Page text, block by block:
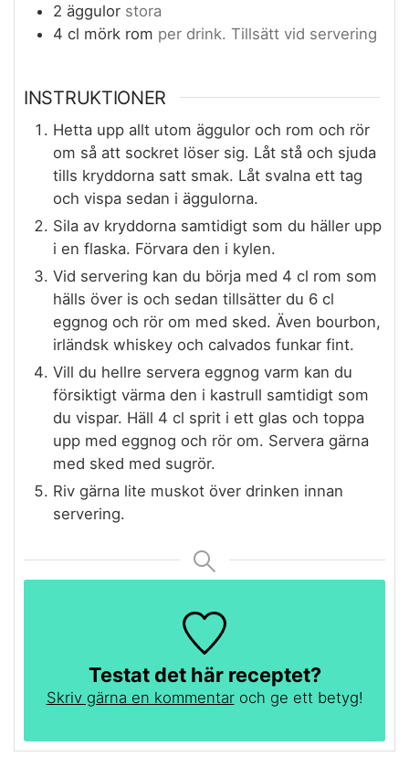
2 äggulor stora
4 cl mörk rom per drink. Tillsätt vid servering
INSTRUKTIONER
Hetta upp allt utom äggulor och rom och rör
om så att sockret löser sig. Låt stå och sjuda
tills kryddorna satt smak. Låt svalna ett tag
och vispa sedan i äggulorna.
Sila av kryddorna samtidigt som du häller upp
i en flaska. Förvara den i kylen.
Vid servering kan du börja med 4 cl rom som
hälls över is och sedan tillsätter du 6 cl
eggnog och rör om med sked. Även bourbon,
irländsk whiskey och calvados funkar fint.
Vill du hellre servera eggnog varm kan du
försiktigt värma den i kastrull samtidigt som
du vispar. Häll 4 cl sprit i ett glas och toppa
upp med eggnog och rör om. Servera gärna
med sked med sugrör.
Riv gärna lite muskot över drinken innan
servering.
Testat det här receptet?
Skriv gärna en kommentaroch ge ett betyg!